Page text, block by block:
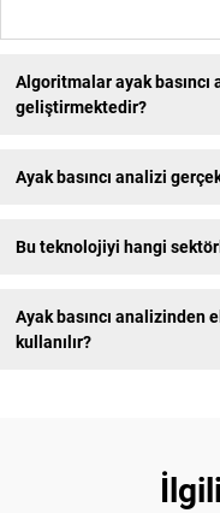
Algoritmalar ayak basıncı
geliştirmektedir?
Ayak basıncı analizi
Bu teknolojiyi hangi
Ayak basıncı analizinden
kullanılır?